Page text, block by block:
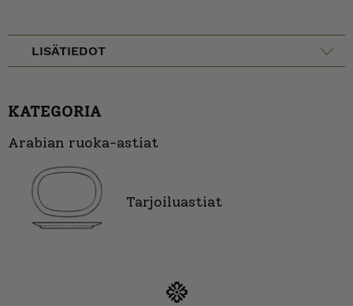
LISÄTIEDOT
KATEGORIA
Arabian ruoka-astiat
Tarjoiluastiat